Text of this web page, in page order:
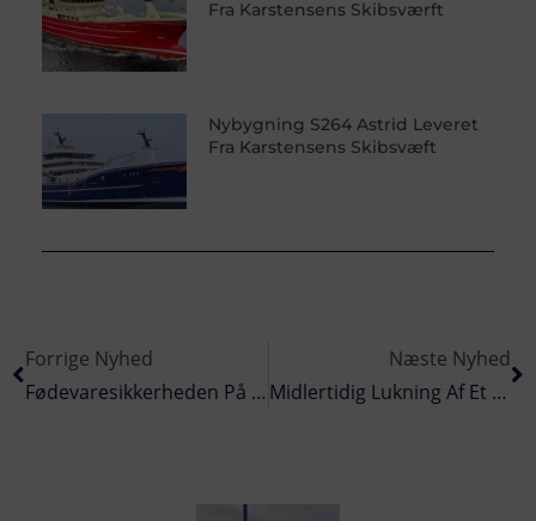
Fra Karstensens Skibsværft
Nybygning S264 Astrid Leveret
Fra Karstensens Skibsvæft
Forrige Nyhed
Fødevaresikkerheden På Spil: Kan Danmark Omstille Uden At Svække Produktionen?
Næste Nyhed
Midlertidig Lukning Af Et Område I Nordsøen På Baggrund Af Prøve Nr. RTCDNK2518